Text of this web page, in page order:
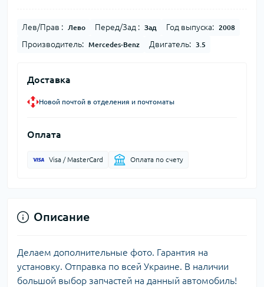
Лев/Прав : Лево Перед/Зад : Зад Год выпуска: 2008
Производитель: Mercedes-Benz Двигатель: 3.5
Доставка
Новой почтой в отделения и почтоматы
Оплата
Visa / MasterCard Оплата по счету
Описание
Делаем дополнительные фото. Гарантия на
установку. Отправка по всей Украине. В наличии
большой выбор запчастей на данный автомобиль!